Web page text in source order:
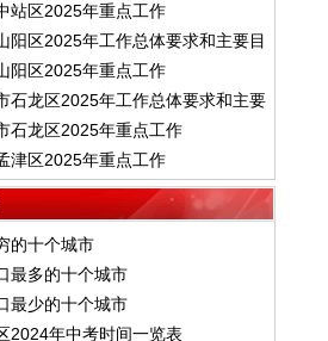
站区2025年重点工作
阳区2025年工作总体要求和主要目
阳区2025年重点工作
石龙区2025年工作总体要求和主要
石龙区2025年重点工作
津区2025年重点工作
的十个城市
最多的十个城市
最少的十个城市
2024年中考时间一览表